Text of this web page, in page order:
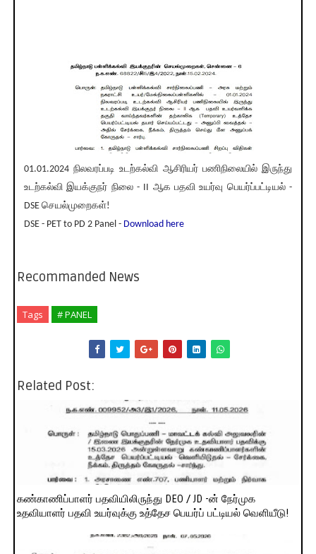
01.01.2024 நிலவரப்படி உடற்கல்வி ஆசிரியர் பணிநிலையில் இருந்து
உடற்கல்வி இயக்குநர் நிலை - II ஆக பதவி உயர்வு பெயர்ப்பட்டியல் -
DSE செயல்முறைகள்!
DSE - PET to PD 2 Panel - Download here
Recommanded News
Tags # PANEL
Related Post:
கண்காணிப்பாளர் பதவியிலிருந்து DEO / JD -ன் நேர்முக
உதவியாளர் பதவி உயர்வுக்கு உத்தேச பெயர்ப் பட்டியல் வெளியீடு!